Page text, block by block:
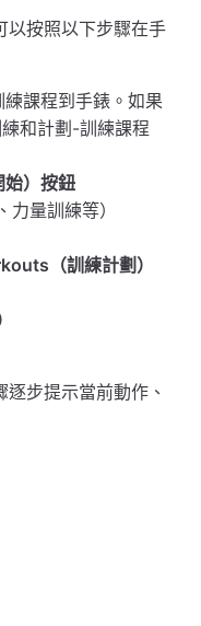
以按照以下步驟在手
課程到手錶。如果
和計劃-訓練課程
始）按鈕
量訓練等）
（訓練計劃）
步提示當前動作、